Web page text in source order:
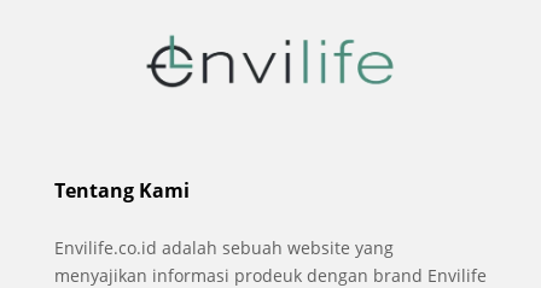
Tentang Kami
Envilife.co.id adalah sebuah website yang
menyajikan informasi prodeuk dengan brand Envilife